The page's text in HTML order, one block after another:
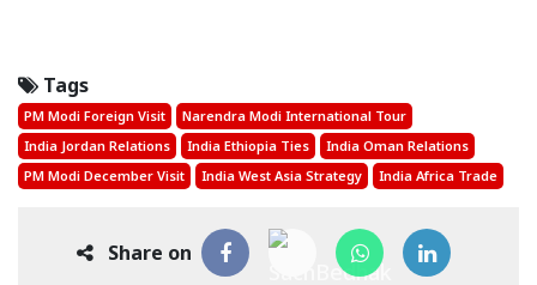
Tags
PM Modi Foreign Visit
Narendra Modi International Tour
India Jordan Relations
India Ethiopia Ties
India Oman Relations
PM Modi December Visit
India West Asia Strategy India Africa Trade
Share on